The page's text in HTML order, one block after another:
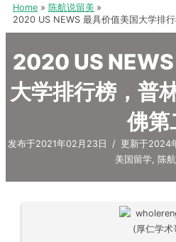
Home
陈航说留美
2020 US NEWS 最具价值美国大学排
2020 US NEWS
大学排行榜，普
佛第
发布于2021年02月23日 / 更新于2024
美国留学, 陈